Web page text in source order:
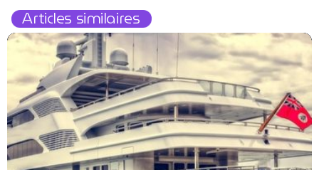
Articles similaires